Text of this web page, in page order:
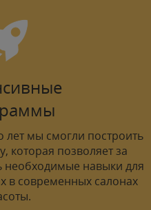
лет мы смогли построить
которая позволяет за
необходимые навыки для
в современных салонах